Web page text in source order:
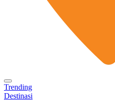
Trending
Destinasi